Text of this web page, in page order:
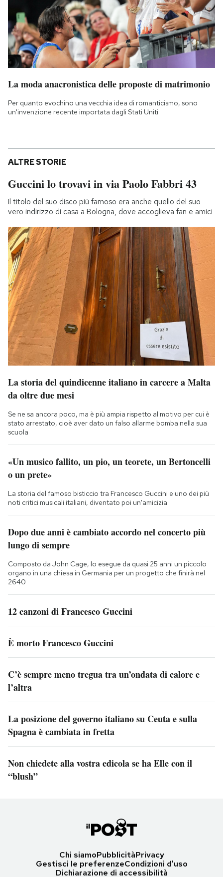
La moda anacronistica delle proposte di matrimonio
Per quanto evochino una vecchia idea di romanticismo, sono
un'invenzione recente importata dagli Stati Uniti
ALTRE STORIE
Guccini lo trovavi in via Paolo Fabbri 43
Il titolo del suo disco più famoso era anche quello del suo
vero indirizzo di casa a Bologna, dove accoglieva fan e amici
La storia del quindicenne italiano in carcere a Malta
da oltre due mesi
Se ne sa ancora poco, ma è più ampia rispetto al motivo per cui è
stato arrestato, cioè aver dato un falso allarme bomba nella sua
scuola
«Un musico fallito, un pio, un teorete, un Bertoncelli
o un prete»
La storia del famoso bisticcio tra Francesco Guccini e uno dei più
noti critici musicali italiani, diventato poi un'amicizia
Dopo due anni è cambiato accordo nel concerto più
lungo di sempre
Composto da John Cage, lo esegue da quasi 25 anni un piccolo
organo in una chiesa in Germania per un progetto che finirà nel
2640
12 canzoni di Francesco Guccini
È morto Francesco Guccini
C’è sempre meno tregua tra un’ondata di calore e
l’altra
La posizione del governo italiano su Ceuta e sulla
Spagna è cambiata in fretta
Non chiedete alla vostra edicola se ha Elle con il
“blush”
Chi siamoPubblicitàPrivacy
Gestisci le preferenzeCondizioni d'uso
Dichiarazione di accessibilità